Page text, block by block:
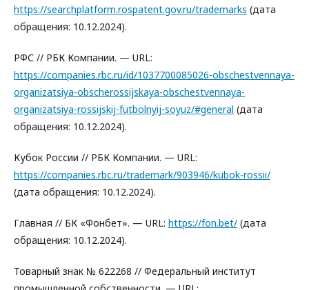
https://searchplatform.rospatent.gov.ru/trademarks (дата
обращения: 10.12.2024).
РФС // РБК Компании. — URL:
https://companies.rbc.ru/id/1037700085026-obschestvennaya-
organizatsiya-obscherossijskaya-obschestvennaya-
organizatsiya-rossijskij-futbolnyij-soyuz/#general (дата
обращения: 10.12.2024).
Кубок России // РБК Компании. — URL:
https://companies.rbc.ru/trademark/903946/kubok-rossii/
(дата обращения: 10.12.2024).
Главная // БК «Фонбет». — URL: https://fon.bet/ (дата
обращения: 10.12.2024).
Товарный знак № 622268 // Федеральный институт